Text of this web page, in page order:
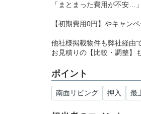
「まとまった費用が不安…
【初期費用0円】やキャン
他社様掲載物件も弊社経由
お見積りの【比較・調整】
ポイント
南面リビング 押入 最